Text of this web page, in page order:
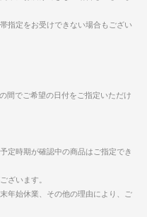
指定をお受けできない場合もござい
間でご希望の日付をご指定いただけ
定時期が確認中の商品はご指定でき
ざいます。
年始休業、その他の理由により、ご